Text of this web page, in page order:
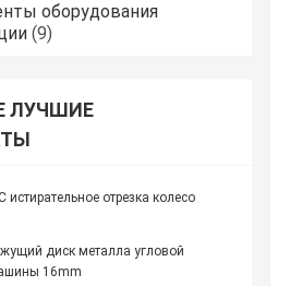
оборудования
(9)
ЛУЧШИЕ
истирательное отрезка колесо
диск металла угловой
16mm